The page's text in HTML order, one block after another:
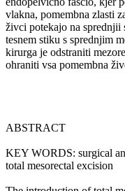
vlakna, pomembna zlasti
živci potekajo na
tesnem stiku s sprednjim
kirurga je odstraniti
ohraniti vsa pomembna
ABSTRACT
KEY WORDS: surgical
total mesorectal excision